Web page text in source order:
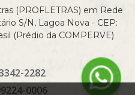
(PROFLETRAS) em Rede
S/N, Lagoa Nova - CEP:
(Prédio da COMPERVE)
2282
0006